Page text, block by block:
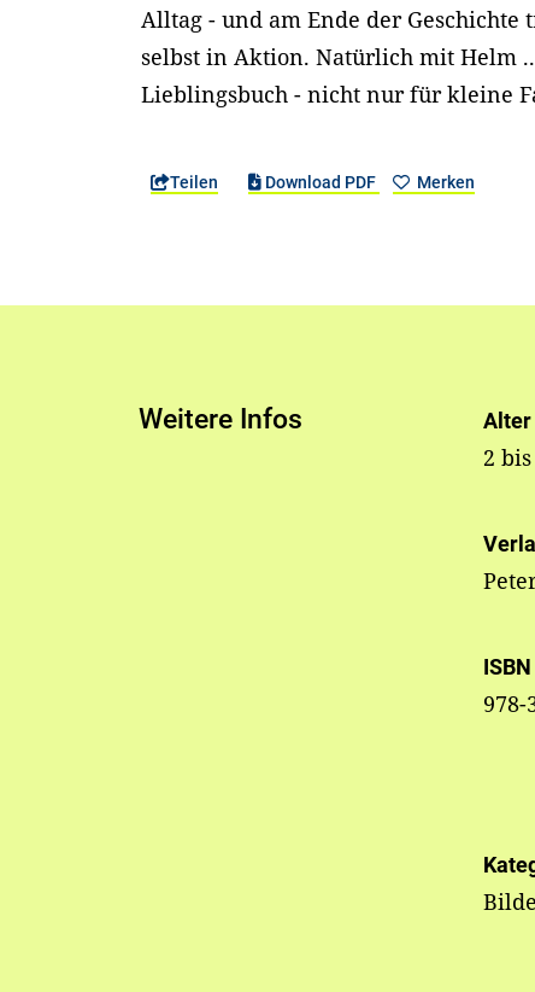
Alltag - und am Ende der Geschichte
selbst in Aktion. Natürlich mit Helm
Lieblingsbuch - nicht nur für kleine
Teilen Download PDF Merken
Weitere Infos Alter
2
ISBN
978-